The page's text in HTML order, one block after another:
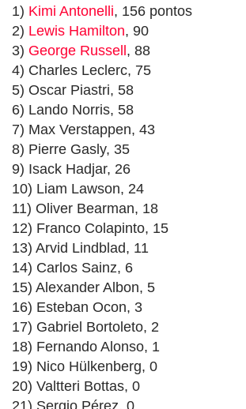
1) Kimi Antonelli, 156 pontos
2) Lewis Hamilton, 90
3) George Russell, 88
4) Charles Leclerc, 75
5) Oscar Piastri, 58
6) Lando Norris, 58
7) Max Verstappen, 43
8) Pierre Gasly, 35
9) Isack Hadjar, 26
10) Liam Lawson, 24
11) Oliver Bearman, 18
12) Franco Colapinto, 15
13) Arvid Lindblad, 11
14) Carlos Sainz, 6
15) Alexander Albon, 5
16) Esteban Ocon, 3
17) Gabriel Bortoleto, 2
18) Fernando Alonso, 1
19) Nico Hülkenberg, 0
20) Valtteri Bottas, 0
21) Sergio Pérez, 0